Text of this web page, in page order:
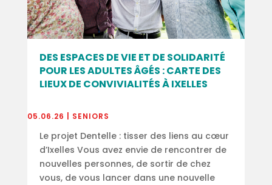
DES ESPACES DE VIE ET DE SOLIDARITÉ
POUR LES ADULTES ÂGÉS : CARTE DES
LIEUX DE CONVIVIALITÉS À IXELLES
05.06.26 SENIORS
Le projet Dentelle : tisser des liens au cœur
d’Ixelles Vous avez envie de rencontrer de
nouvelles personnes, de sortir de chez
vous, de vous lancer dans une nouvelle